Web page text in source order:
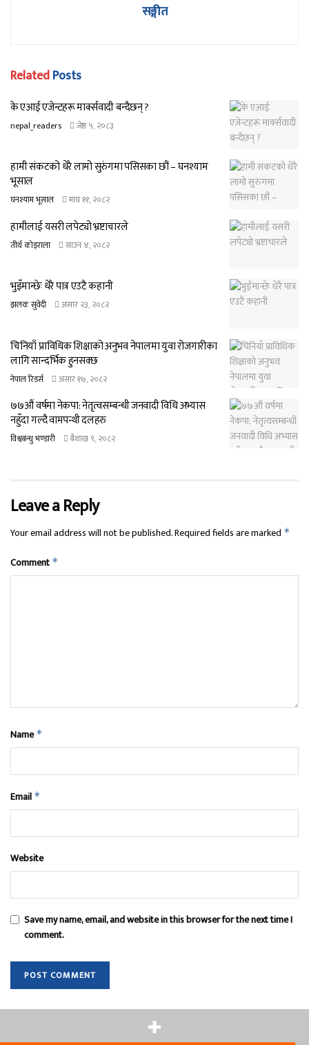
सङ्गीत
RelatedPosts
के एआई एजेन्टहरू मार्क्सवादी बन्दैछन् ?
nepal_readers जेष्ठ ५, २०८३
हामी संकटको धेरै लामो सुरुंगमा पसिसका छौं – घनश्याम
भूसाल
घनश्याम भूसाल माघ ११, २०८२
हामीलाई यसरी लपेट्यो भ्रष्टाचारले
तीर्थ कोइराला साउन ४, २०८२
भुइँमान्छेः धेरै पात्र एउटै कहानी
झलक सुवेदी असार २३, २०८२
चिनियाँ प्राविधिक शिक्षाको अनुभव नेपालमा युवा रोजगारीका
लागि सान्दर्भिक हुनसक्छ
नेपाल रिडर्स असार १७, २०८२
७७औं वर्षमा नेकपा: नेतृत्वसम्बन्धी जनवादी विधि अभ्यास
नहुँदा गल्दै वामपन्थी दलहरु
विश्वबन्धु भण्डारी बैशाख ९, २०८२
Leave a Reply
Your email address will not be published.Required fields are marked *
Comment *
Name*
Email *
Website
Save my name, email, and website in this browser for the next time I
comment.